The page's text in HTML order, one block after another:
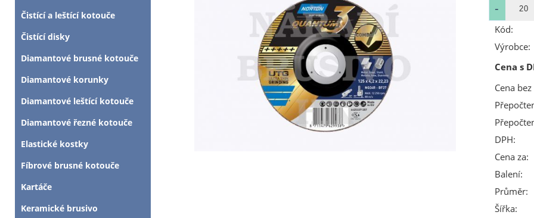
Kód:
Výrobce:
Cena s
Cena
DPH:
Cena za:
Balení:
Průměr:
Šířka:
Čistící a leštící kotouče
Čistící disky
Diamantové brusné kotouče
Diamantové korunky
Diamantové leštící kotouče
Diamantové řezné kotouče
Elastické kostky
Fíbrové brusné kotouče
Kartáče
Keramické brusivo